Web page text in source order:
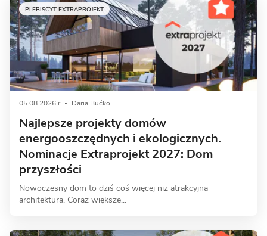
PLEBISCYT EXTRAPROJEKT
05.08.2026 r. Daria Bućko
Najlepsze projekty domów
energooszczędnych i ekologicznych.
Nominacje Extraprojekt 2027: Dom
przyszłości
Nowoczesny dom to dziś coś więcej niż atrakcyjna
architektura. Coraz większe...